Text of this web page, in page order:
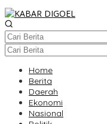
Home
Berita
Daerah
Ekonomi
Nasional